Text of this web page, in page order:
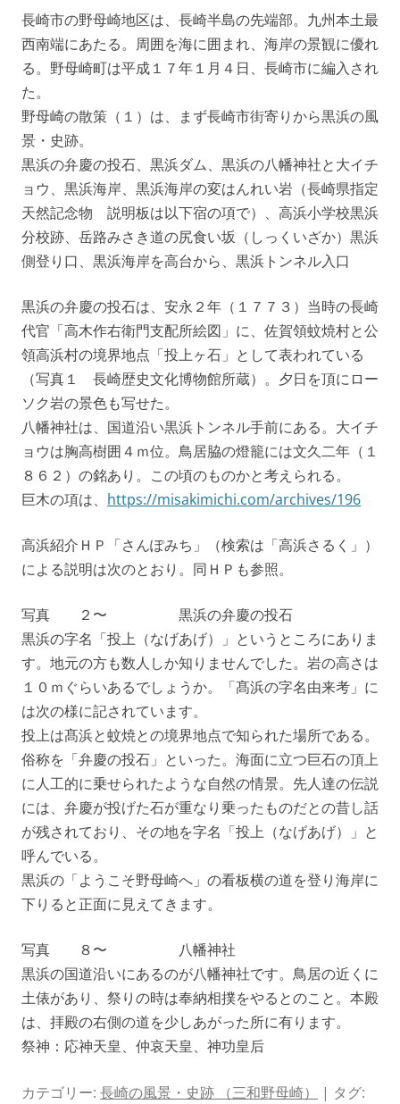
長崎市の野母崎地区は、長崎半島の先端部。九州本土最
西南端にあたる。周囲を海に囲まれ、海岸の景観に優れ
る。野母崎町は平成１７年１月４日、長崎市に編入され
た。
野母崎の散策（１）は、まず長崎市街寄りから黒浜の風
景・史跡。
黒浜の弁慶の投石、黒浜ダム、黒浜の八幡神社と大イチ
ョウ、黒浜海岸、黒浜海岸の変はんれい岩（長崎県指定
天然記念物 説明板は以下宿の項で）、高浜小学校黒浜
分校跡、岳路みさき道の尻食い坂（しっくいざか）黒浜
側登り口、黒浜海岸を高台から、黒浜トンネル入口
黒浜の弁慶の投石は、安永２年（１７７３）当時の長崎
代官「高木作右衛門支配所絵図」に、佐賀領蚊焼村と公
領高浜村の境界地点「投上ヶ石」として表われている
（写真１ 長崎歴史文化博物館所蔵）。夕日を頂にロー
ソク岩の景色も写せた。
八幡神社は、国道沿い黒浜トンネル手前にある。大イチ
ョウは胸高樹囲４ｍ位。鳥居脇の燈籠には文久二年（１
８６２）の銘あり。この頃のものかと考えられる。
巨木の項は、 https://misakimichi.com/archives/196
高浜紹介ＨＰ「さんぽみち」（検索は「高浜さるく」）
による説明は次のとおり。同ＨＰも参照。
写真 ２〜 黒浜の弁慶の投石
黒浜の字名「投上（なげあげ）」というところにありま
す。地元の方も数人しか知りませんでした。岩の高さは
１０ｍぐらいあるでしょうか。「髙浜の字名由来考」に
は次の様に記されています。
投上は髙浜と蚊焼との境界地点で知られた場所である。
俗称を「弁慶の投石」といった。海面に立つ巨石の頂上
に人工的に乗せられたような自然の情景。先人達の伝説
には、弁慶が投げた石が重なり乗ったものだとの昔し話
が残されており、その地を字名「投上（なげあげ）」と
呼んでいる。
黒浜の「ようこそ野母崎へ」の看板横の道を登り海岸に
下りると正面に見えてきます。
写真 ８〜 八幡神社
黒浜の国道沿いにあるのが八幡神社です。鳥居の近くに
土俵があり、祭りの時は奉納相撲をやるとのこと。本殿
は、拝殿の右側の道を少しあがった所に有ります。
祭神：応神天皇、仲哀天皇、神功皇后
カテゴリー: 長崎の風景・史跡 （三和野母崎）
| タグ: